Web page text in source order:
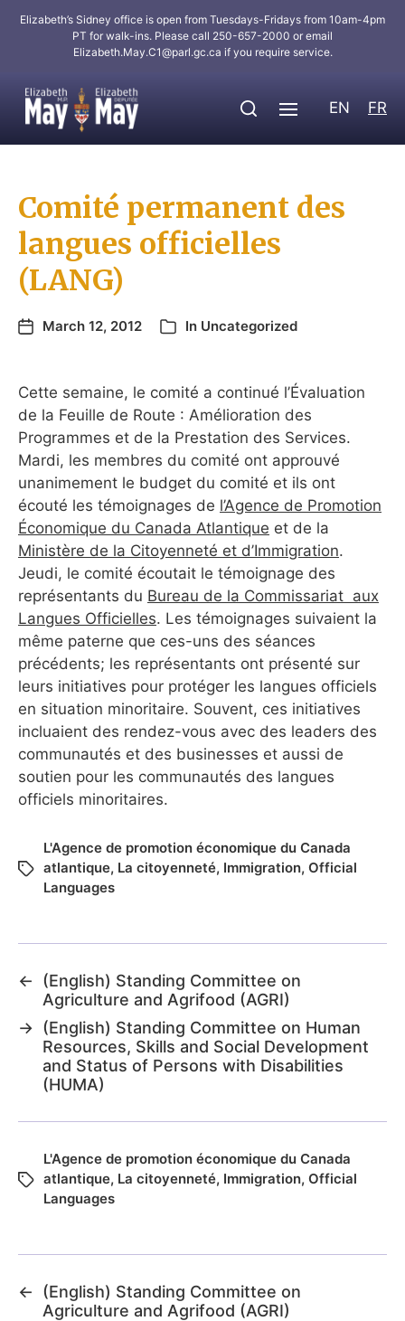
Elizabeth’s Sidney office is open from Tuesdays-Fridays from 10am-4pm
PT for walk-ins. Please call 250-657-2000 or email
Elizabeth.May.C1@parl.gc.ca if you require service.
EN FR
Comité permanent des
langues officielles
(LANG)
March 12, 2012 In Uncategorized
Cette semaine, le comité a continué l’Évaluation
de la Feuille de Route : Amélioration des
Programmes et de la Prestation des Services.
Mardi, les membres du comité ont approuvé
unanimement le budget du comité et ils ont
écouté les témoignages de l’Agence de Promotion
Économique du Canada Atlantique et de la
Ministère de la Citoyenneté et d’Immigration.
Jeudi, le comité écoutait le témoignage des
représentants du Bureau de la Commissariat aux
Langues Officielles. Les témoignages suivaient la
même paterne que ces-uns des séances
précédents; les représentants ont présenté sur
leurs initiatives pour protéger les langues officiels
en situation minoritaire. Souvent, ces initiatives
incluaient des rendez-vous avec des leaders des
communautés et des businesses et aussi de
soutien pour les communautés des langues
officiels minoritaires.
L'Agence de promotion économique du Canada
atlantique, La citoyenneté, Immigration, Official
Languages
←
(English) Standing Committee on
Agriculture and Agrifood (AGRI)
→ (English) Standing Committee on Human
Resources, Skills and Social Development
and Status of Persons with Disabilities
(HUMA)
L'Agence de promotion économique du Canada
atlantique, La citoyenneté, Immigration, Official
Languages
←
(English) Standing Committee on
Agriculture and Agrifood (AGRI)